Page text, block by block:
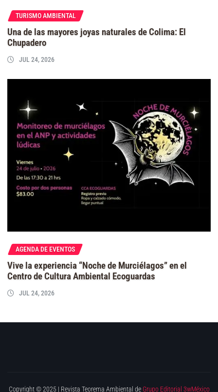
TURISMO AMBIENTAL
Una de las mayores joyas naturales de Colima: El
Chupadero
JUL 24, 2026
AGENDA DE EVENTOS
Vive la experiencia “Noche de Murciélagos” en el
Centro de Cultura Ambiental Ecoguardas
JUL 24, 2026
Copyright © 2025 | Revista Teorema Ambiental de Grupo Editorial 3wMéxico